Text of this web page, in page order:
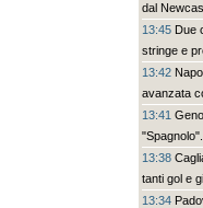
dal
13:45 Due
stringe e
13:42
avanzata
13:41
13:38
tanti gol e
13:34